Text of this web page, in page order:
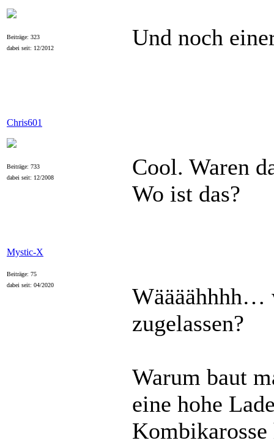
Beiträge: 323
dabei seit: 12/2012
Und noch
Chris601
Beiträge: 733
dabei seit: 12/2008
Cool. Waren
Wo ist das?
Mystic-X
Beiträge: 75
dabei seit: 04/2020
Wäääähhhh…
zugelassen?
Warum baut
eine hohe
Kombikarosse